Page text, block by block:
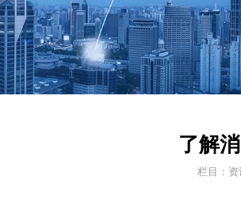
了解
栏目：